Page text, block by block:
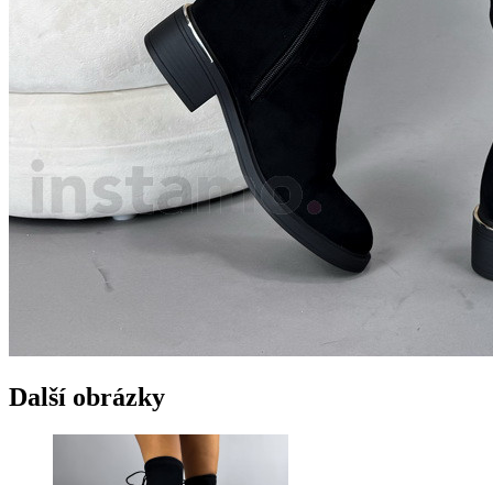
Další obrázky